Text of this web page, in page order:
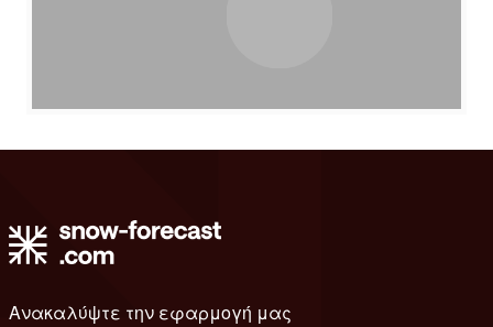
Ανακαλύψτε την εφαρμογή μας